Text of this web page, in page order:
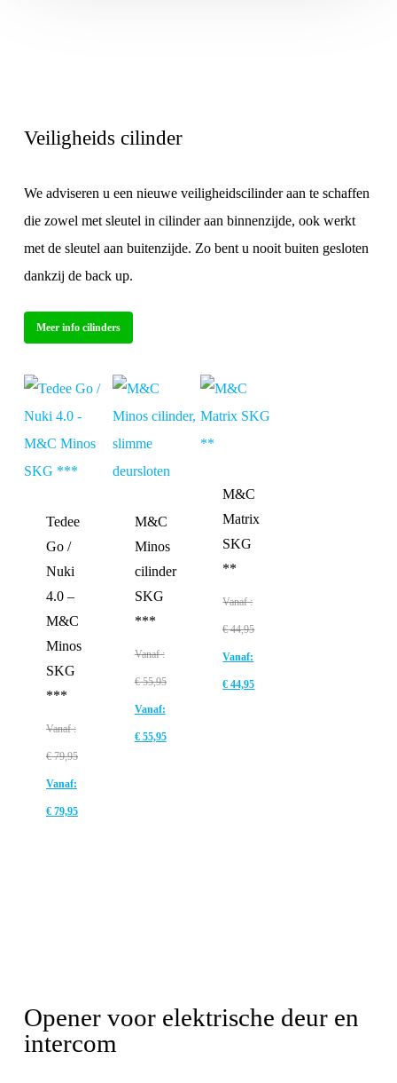
worden
de
productpagina
Veiligheids cilinder
We adviseren u een nieuwe veiligheidscilinder aan te schaffen
die zowel met sleutel in cilinder aan binnenzijde, ook werkt
met de sleutel aan buitenzijde. Zo bent u nooit buiten gesloten
dankzij de back up.
Meer info cilinders
Tedee
Go /
Nuki
4.0 –
M&C
Minos
SKG
***
Vanaf :
€79,95
Vanaf:
€79,95
M&C
Minos
cilinder
SKG
***
Vanaf :
€55,95
Vanaf:
€55,95
M&C
Matrix
SKG
**
Vanaf :
€44,95
Vanaf:
€ 44,95
Opener voor elektrische deur en
intercom